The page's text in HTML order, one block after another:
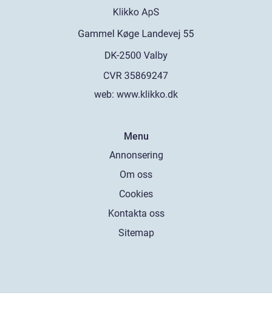
web: www.klikko.dk
Menu
Annonsering
Om oss
Cookies
Kontakta oss
Sitemap